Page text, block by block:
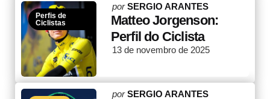
Perfis de
Ciclistas
Posted
by
porSERGIO ARANTES
Matteo Jorgenson:
Perfil do Ciclista
13 de novembro de 2025
Posted
porSERGIO ARANTES